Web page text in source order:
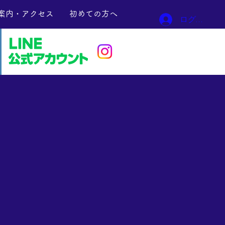
内・アクセス 初めての方へ
ログイン